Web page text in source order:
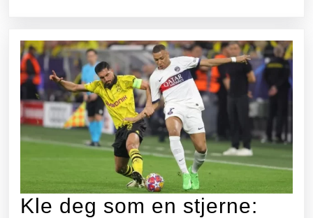
League-
seier
i
PSG
Kle deg som en stjerne: